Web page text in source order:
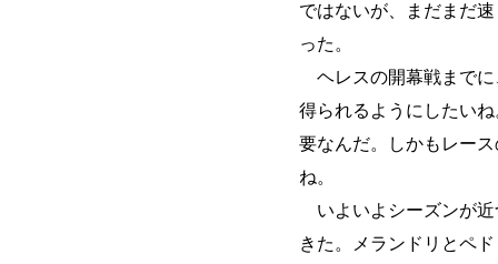
ではないが、まだまだ
った。
ヘレスの開幕戦までに
得られるようにしたい
要なんだ。しかもレー
ね。
いよいよシーズンが近
きた。メランドリとペ